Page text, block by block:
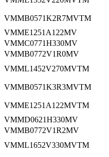
VMMB0571K2R7MVTM
VMME1251A122MV
VMMC0771H330MV
VMMB0772V1R0MV
VMML1452V270MVTM
VMMB0571K3R3MVTM
VMME1251A122MVTM
VMMD0621H330MV
VMMB0772V1R2MV
VMML1652V330MVTM